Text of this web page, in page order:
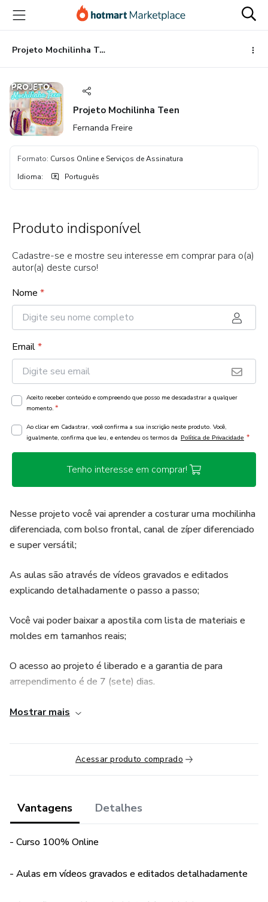
para
conteúdo
principal
para
pagamento
para
rodapé
Projeto Mochilinha Teen
Projeto Mochilinha Teen
Fernanda Freire
Formato: Cursos Online e Serviços de Assinatura
Idioma: Português
Produto indisponível
Cadastre-se e mostre seu interesse em comprar para o(a)
autor(a) deste curso!
Nome *
Email*
Aceito receber conteúdo e compreendo que posso me descadastrar a qualquer
momento. *
Ao clicar em Cadastrar, você confirma a sua inscrição neste produto. Você,
igualmente, confirma que leu, e entendeu os termos da Política de Privacidade *
Tenho interesse em comprar!
Nesse projeto você vai aprender a costurar uma mochilinha
diferenciada, com bolso frontal, canal de zíper diferenciado
e super versátil;
As aulas são através de vídeos gravados e editados
explicando detalhadamente o passo a passo;
Você vai poder baixar a apostila com lista de materiais e
moldes em tamanhos reais;
O acesso ao projeto é liberado e a garantia de para
arrependimento é de 7 (sete) dias.
Obs.: a peça da aula foi confeccionada em máquina de
pode ser confeccionada em máquina de costura doméstica
ou com outros materiais.
Mostrar mais
Acessar produto comprado
Vantagens Detalhes
- Curso 100% Online
- Aulas em vídeos gravados e editados detalhadamente